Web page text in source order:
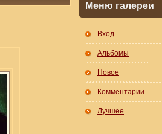
Меню галереи
Вход
Альбомы
Новое
Комментарии
Лучшее